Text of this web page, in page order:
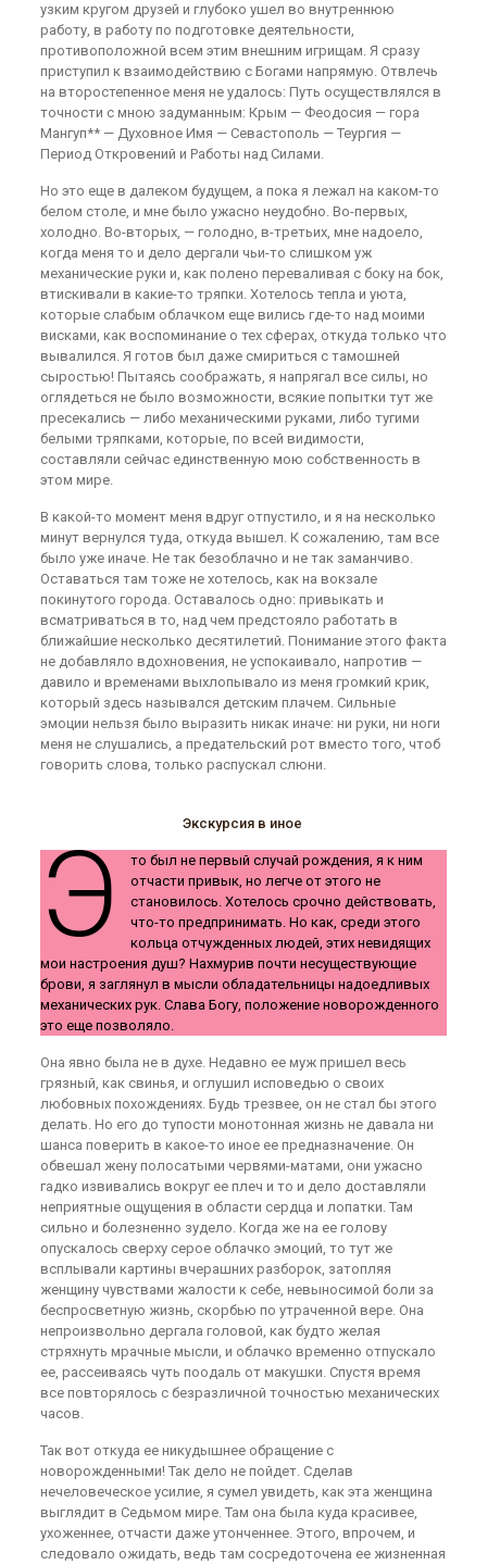
узким кругом друзей и глубоко ушел во внутреннюю
работу, в работу по подготовке деятельности,
противоположной всем этим внешним игрищам. Я сразу
приступил к взаимодействию с Богами напрямую. Отвлечь
на второстепенное меня не удалось: Путь осуществлялся в
точности с мною задуманным: Крым — Феодосия — гора
Мангуп** — Духовное Имя — Севастополь — Теургия —
Период Откровений и Работы над Силами.
Но это еще в далеком будущем, а пока я лежал на каком-то
белом столе, и мне было ужасно неудобно. Во-первых,
холодно. Во-вторых, — голодно, в-третьих, мне надоело,
когда меня то и дело дергали чьи-то слишком уж
механические руки и, как полено переваливая с боку на бок,
втискивали в какие-то тряпки. Хотелось тепла и уюта,
которые слабым облачком еще вились где-то над моими
висками, как воспоминание о тех сферах, откуда только что
вывалился. Я готов был даже смириться с тамошней
сыростью! Пытаясь соображать, я напрягал все силы, но
оглядеться не было возможности, всякие попытки тут же
пресекались — либо механическими руками, либо тугими
белыми тряпками, которые, по всей видимости,
составляли сейчас единственную мою собственность в
этом мире.
В какой-то момент меня вдруг отпустило, и я на несколько
минут вернулся туда, откуда вышел. К сожалению, там все
было уже иначе. Не так безоблачно и не так заманчиво.
Оставаться там тоже не хотелось, как на вокзале
покинутого города. Оставалось одно: привыкать и
всматриваться в то, над чем предстояло работать в
ближайшие несколько десятилетий. Понимание этого факта
не добавляло вдохновения, не успокаивало, напротив —
давило и временами выхлопывало из меня громкий крик,
который здесь назывался детским плачем. Сильные
эмоции нельзя было выразить никак иначе: ни руки, ни ноги
меня не слушались, а предательский рот вместо того, чтоб
говорить слова, только распускал слюни.
Экскурсия в иное
Э
то был не первый случай рождения, я к ним
отчасти привык, но легче от этого не
становилось. Хотелось срочно действовать,
что-то предпринимать. Но как, среди этого
кольца отчужденных людей, этих невидящих
мои настроения душ? Нахмурив почти несуществующие
брови, я заглянул в мысли обладательницы надоедливых
механических рук. Слава Богу, положение новорожденного
это еще позволяло.
Она явно была не в духе. Недавно ее муж пришел весь
грязный, как свинья, и оглушил исповедью о своих
любовных похождениях. Будь трезвее, он не стал бы этого
делать. Но его до тупости монотонная жизнь не давала ни
шанса поверить в какое-то иное ее предназначение. Он
обвешал жену полосатыми червями-матами, они ужасно
гадко извивались вокруг ее плеч и то и дело доставляли
неприятные ощущения в области сердца и лопатки. Там
сильно и болезненно зудело. Когда же на ее голову
опускалось сверху серое облачко эмоций, то тут же
всплывали картины вчерашних разборок, затопляя
женщину чувствами жалости к себе, невыносимой боли за
беспросветную жизнь, скорбью по утраченной вере. Она
непроизвольно дергала головой, как будто желая
стряхнуть мрачные мысли, и облачко временно отпускало
ее, рассеиваясь чуть поодаль от макушки. Спустя время
все повторялось с безразличной точностью механических
часов.
Так вот откуда ее никудышнее обращение с
новорожденными! Так дело не пойдет. Сделав
нечеловеческое усилие, я сумел увидеть, как эта женщина
выглядит в Седьмом мире. Там она была куда красивее,
ухоженнее, отчасти даже утонченнее. Этого, впрочем, и
следовало ожидать, ведь там сосредоточена ее жизненная